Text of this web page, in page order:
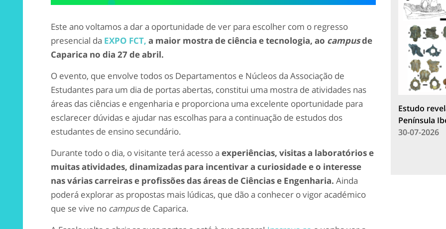
Este ano voltamos a dar a oportunidade de ver para escolher com o regresso
presencial da EXPO FCT, a maior mostra de ciência e tecnologia, ao campusde
Caparica no dia 27 de abril.
O evento, que envolve todos os Departamentos e Núcleos da Associação de
Estudantes para um dia de portas abertas, constitui uma mostra de atividades nas
áreas das ciências e engenharia e proporciona uma excelente oportunidade para
esclarecer dúvidas e ajudar nas escolhas para a continuação de estudos dos
estudantes de ensino secundário.
Durante todo o dia, o visitante terá acesso a experiências, visitas a laboratórios e
muitas atividades, dinamizadas para incentivar a curiosidade e o interesse
nas várias carreiras e profissões das áreas de Ciências e Engenharia. Ainda
poderá explorar as propostas mais lúdicas, que dão a conhecer o vigor académico
que se vive no campusde Caparica.
Estudo
Península
30-07-2026